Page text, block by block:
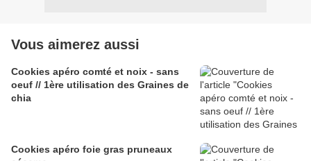
Vous aimerez aussi
Cookies apéro comté et noix - sans
oeuf // 1ère utilisation des Graines de
chia
Cookies apéro foie gras pruneaux